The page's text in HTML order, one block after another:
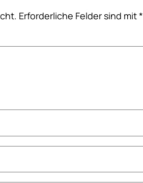
Erforderliche Felder sind mit*